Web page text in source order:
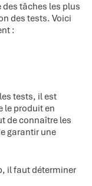
des tâches les plus
des tests. Voici
:
tests, il est
le produit en
de connaître les
garantir une
il faut déterminer